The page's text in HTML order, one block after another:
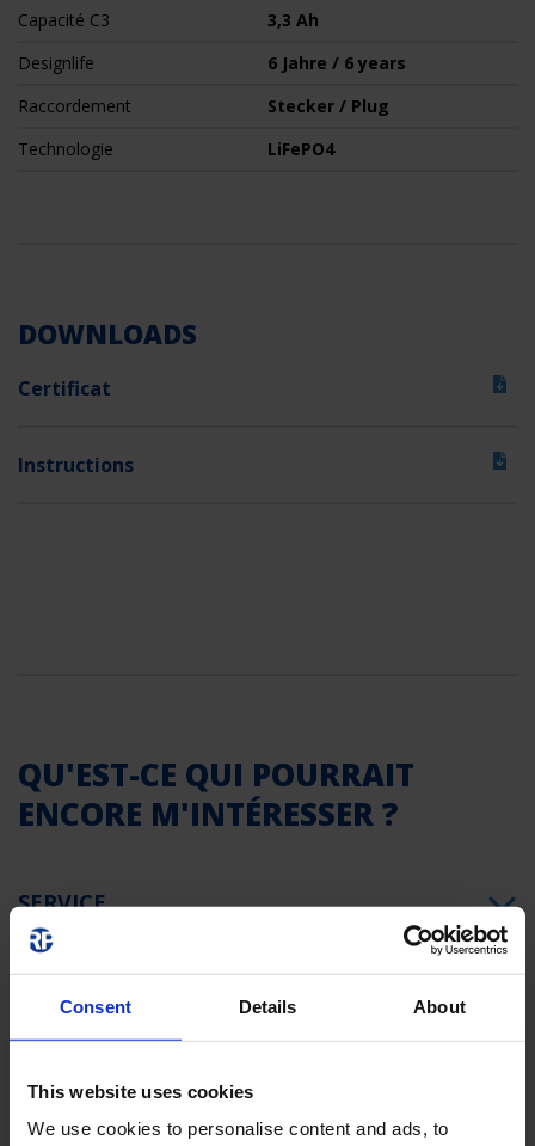
Consent Details About
This website uses cookies
We use cookies to personalise content and ads, to
Capacité C3
3,3 Ah
Designlife
6 Jahre / 6 years
Raccordement
Stecker / Plug
Technologie
LiFePO4
DOWNLOADS
Certificat
Instructions
QU'EST-CE QUI POURRAIT
ENCORE M'INTÉRESSER ?
SERVICE
GARANTIE